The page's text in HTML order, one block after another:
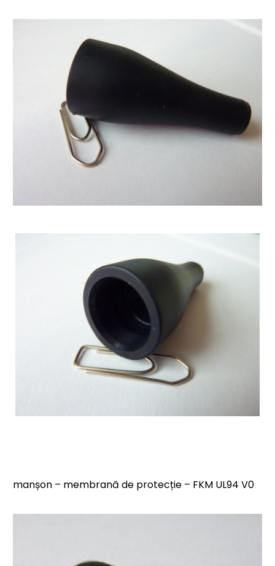
manșon – membrană de protecție – FKM UL94 V0